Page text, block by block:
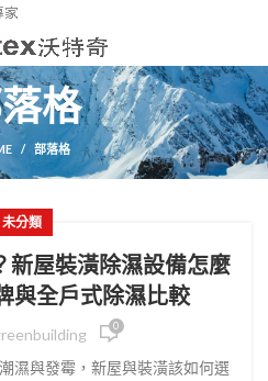
格
部落格
未分類
新屋裝潢除濕設備怎麼
與全戶式除濕比較
0
濕與發霉，新屋與裝潢該如何選